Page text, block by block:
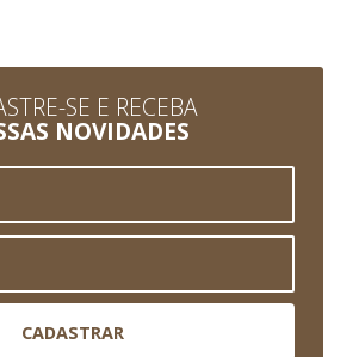
SE E RECEBA
NOVIDADES
CADASTRAR